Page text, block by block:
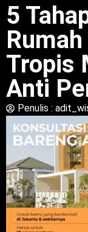
5
Tropis
Anti
Penulis :